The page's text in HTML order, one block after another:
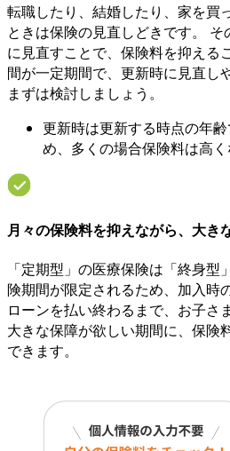
転職したり、結婚したり、家を買
ときは保険の見直しどきです。
に見直すことで、保険料を抑える
間が一定期間で、更新時に見直し
まずは検討しましょう。
更新時は更新する時点の年
め、多くの場合保険料は高く
月々の保険料を抑えながら、大き
「定期型」の医療保険は「終身
険期間が限定されるため、加入時
ローンを払い終わるまで、お子さ
大きな保障が欲しい期間に、保険
できます。